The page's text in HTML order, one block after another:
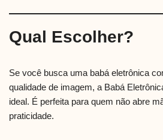
Qual Escolher?
Se você busca uma babá eletrônica
qualidade de imagem, a Babá
ideal. É perfeita para quem não abre
praticidade.